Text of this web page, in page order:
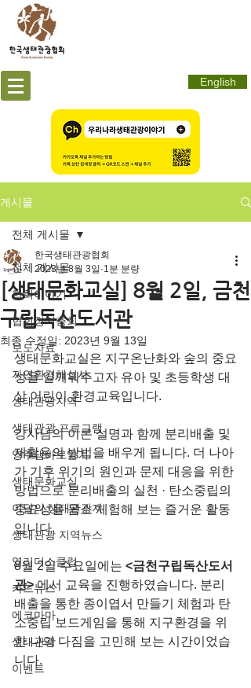
English
게시물
전체 게시물
협회이야기
협회정기총회
보도자료
자연환경해설사
생태관광지역
생태관광 프로그램
영주댐바로알기
생태문화교실
이달의 생태관광지
생태관광 지역뉴스
영리더스클럽
카드뉴스
에코마마
생태관광
이벤트
전체 게시물
[생태문화교실] 8월 2일, 금천
구립독산도서관
한국생태관광협회
2023년 8월 3일 1분 분량
최종 수정일: 2023년 9월 13일
생태문화교실은 지구온난화와 숲의 중요
성을 일깨워주고자 유아 및 초등학생 대
상 어린이 환경교육입니다.
강사님의 이론 설명과 함께 분리배출 및
재활용의 방법을 배우게 됩니다. 더 나아
가 기후 위기의 원인과 문제 대응을 위한
방법으로 분리배출의 실천 · 탄소중립의
중요성을 몸소 체험해 보는 즐거운 활동
입니다.
8월 2일 수요일에는 <금천구립독산도서
관> 에서 교육을 진행하였습니다. 분리
배출을 통한 종이엽서 만들기 체험과 탄
소중립 보드게임을 통해 지구환경을 위
한 나의 다짐을 고민해 보는 시간이었습
니다.